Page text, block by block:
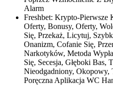
Alarm
Freshbet: Krypto-Pierwsze
Oferty, Bonusy, Oferty,
Się, Przekaż, Licytuj,
Onanizm, Cofanie Się,
Narkotyków, Metoda
Się, Secesja, Głęboki Bas,
Nieodgadniony, Okopowy,
Poręczna Aplikacja WC